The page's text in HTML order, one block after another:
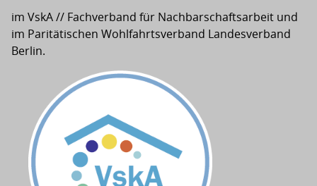
im VskA // Fachverband für Nachbarschaftsarbeit und
im Paritätischen Wohlfahrtsverband Landesverband
Berlin.